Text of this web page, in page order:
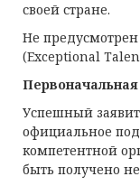
своей стране.
Не предусмотрен
(Exceptional
Первоначальная
Успешный
официальное
компетентной
быть получено